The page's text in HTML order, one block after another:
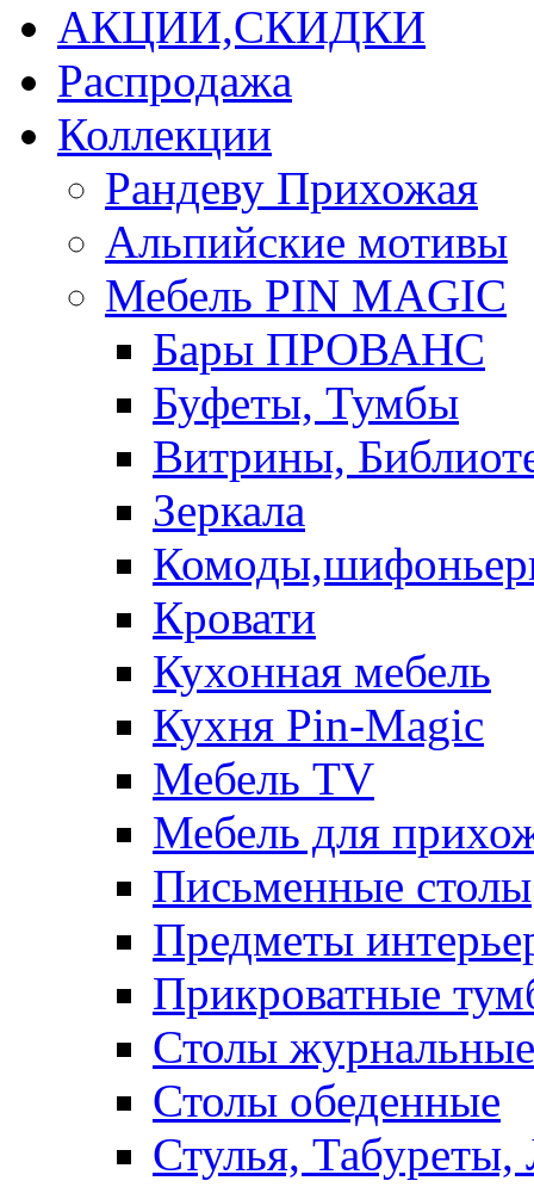
АКЦИИ,СКИДКИ
Распродажа
Коллекции
Рандеву Прихожая
Альпийские мотивы
Мебель PIN MAGIС
Бары ПРОВАНС
Буфеты, Тумбы
Витрины,
Зеркала
Кровати
Кухонная мебель
Кухня Pin-Magic
Мебель TV
Мебель для
Письменные столы
Предметы
Прикроватные
Столы журнальные
Столы обеденные
Стулья, Табуреты,